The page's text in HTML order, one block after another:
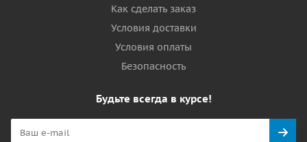
Как сделать заказ
Условия доставки
Условия оплаты
Безопасность
Будьте всегда в курсе!